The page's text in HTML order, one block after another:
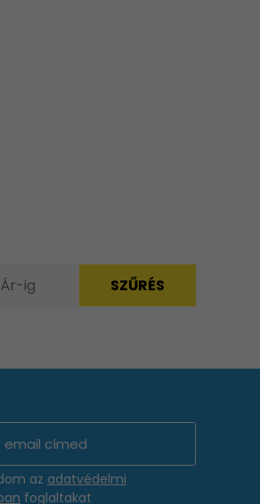
az adatvédelmi
foglaltakat